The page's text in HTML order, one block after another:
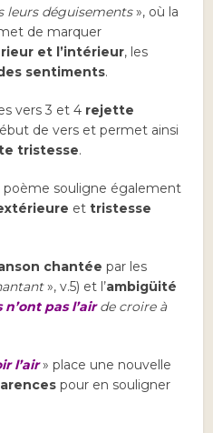
leurs déguisements», où la
de marquer
et l’intérieur, les
sentiments.
vers 3 et 4 rejette
de vers et permet ainsi
tristesse.
poème souligne également
ettristesse
chantée par les
», v.5) et l’ambigüité
n’ont pas l’airde croire à
l’air» place une nouvelle
pour en souligner